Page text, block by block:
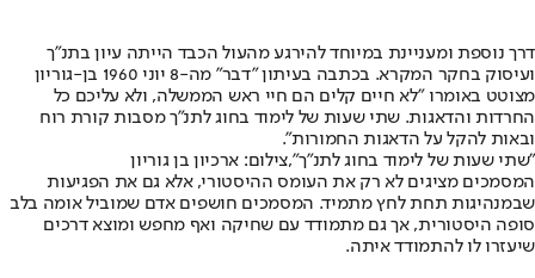
דרך נוספת ומעניינת במיוחד להירגע מהעול הכבד הייתה עיון בתנ"ך
ועיסוק בחקר המקרא. בכתבה בעיתון "דבר" מה-8 יוני 1960 בן-גוריון
מצוטט באומרו "לא חיים קלים הם חיי ראש הממשלה, ולא עליכם כל
החרדות והדאגות. שתי שעות של לימוד בחוג לתנ"ך מסבות קורת רוח
ובאות להקל על הדאגות החמורות".
"שתי שעות של לימוד בחוג לתנ"ך",צילום: ארכיון בן גוריון
המסמכים מציגים לא רק את העומס ההיסטורי, אלא גם את הפגיעות
שבמנהיגות תחת לחץ מתמיד. המסמכים חושפים אדם שמוביל אומה בלב
סופה היסטורית, אך גם מתמודד עם שחיקה ואף מחפש ומוצא דרכים
שיעזרו לו להתמודד איתה.